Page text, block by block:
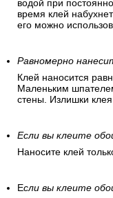
водой при
время клей
его можно
Равномерно
Клей наносится
Маленьким
стены. Излишки
Если вы клеите
Наносите клей
Если вы клеите